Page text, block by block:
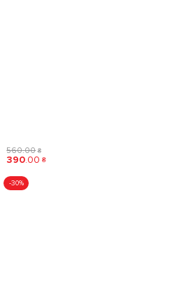
560.00 ₴
390.00 ₴
-30%